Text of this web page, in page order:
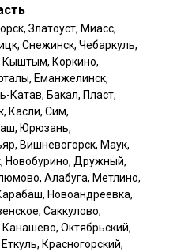
Златоуст, Миасс,
Снежинск, Чебаркуль,
Кыштым, Коркино,
Еманжелинск,
Катав, Бакал, Пласт,
Касли, Сим,
Юрюзань,
Вишневогорск, Маук,
Новобурино, Дружный,
Алабуга, Метлино,
Новоандреевка,
Саккулово,
Октябрьский,
Красногорский,